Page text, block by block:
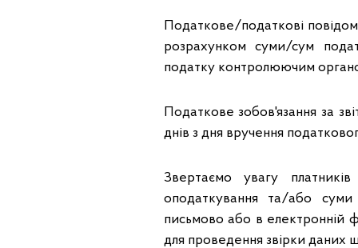
Податкове/податкові
розрахунком суми/сум
податку контролюючим
Податкове зобов'язання за
днів з дня вручення
Звертаємо увагу
оподаткування та/або суми
письмово або в електронній
для проведення звірки даних